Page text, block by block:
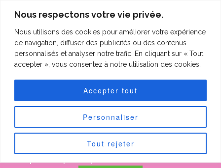
Nous respectons votre vie privée.
Nous utilisons des cookies pour améliorer votre expérience
de navigation, diffuser des publicités ou des contenus
personnalisés et analyser notre trafic. En cliquant sur « Tout
accepter », vous consentez à notre utilisation des cookies.
Personnaliser
Tout rejeter
Accepter tout
clineting.com
Forfaits "Petits
patchs"
50 € pour les petits quilts de max 60 cm sur 60 cm.
clineting.com